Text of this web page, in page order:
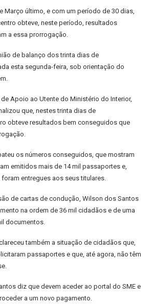
Março último, e com um período de 30 dias,
obteve, neste período, resultados
a essa prorrogação.
de balanço dos trinta dias de
esta segunda-feira, sob orientação do
Apoio ao Utente do Ministério do Interior,
que, nestes trinta dias de
obteve resultados bem conseguidos que
os números conseguidos, que mostram
emitidos mais de 14 mil passaportes e,
entregues aos seus titulares.
de cartas de condução, Wilson dos Santos
na ordem de 36 mil cidadãos e de uma
documentos.
também a situação de cidadãos que,
passaportes e que, até agora, não têm
diz que devem aceder ao portal do SME e
a um novo pagamento.